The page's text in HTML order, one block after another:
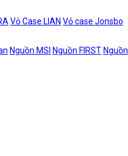
Vỏ Case LIAN Vỏ case Jonsbo
Nguồn MSI Nguồn FIRST Nguồn